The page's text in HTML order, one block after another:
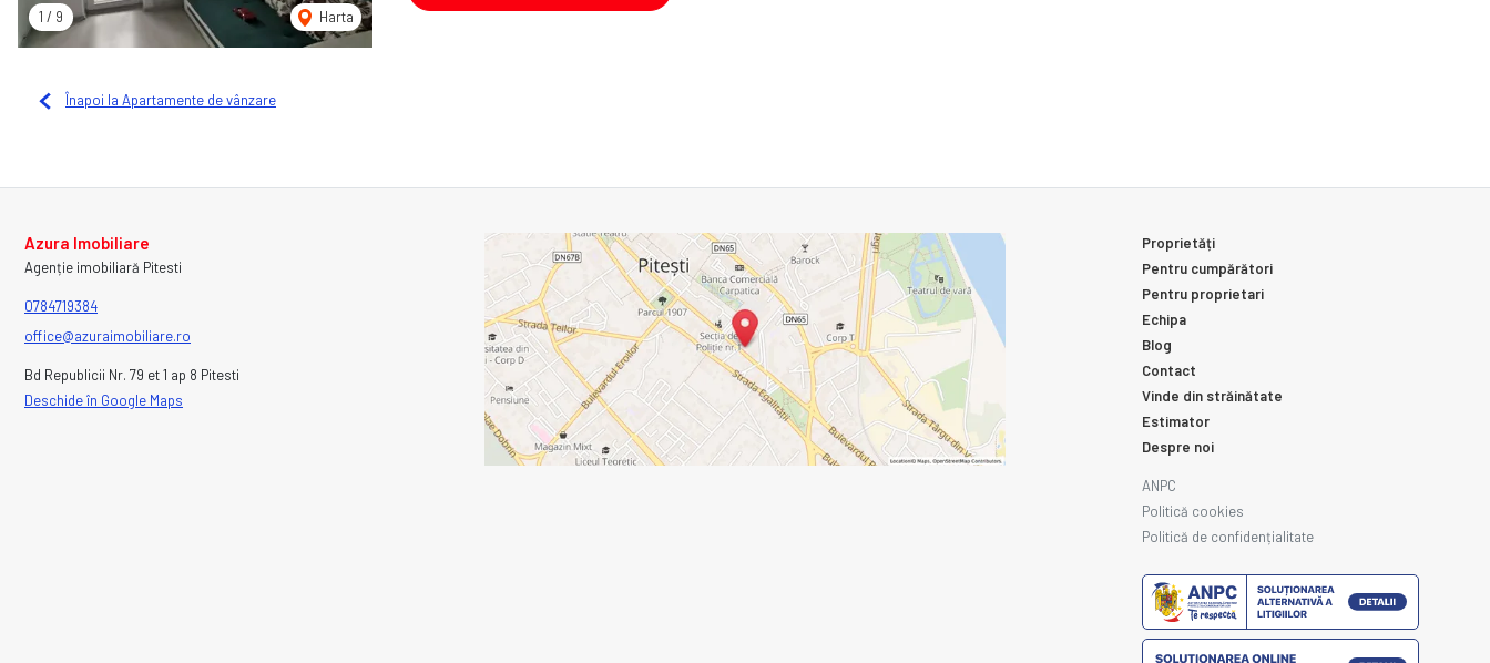
1 / 9 Harta
Înapoi la Apartamente de vânzare
Azura Imobiliare
Agenție imobiliară Pitesti
0784719384
office@azuraimobiliare.ro
Bd Republicii Nr. 79 et 1 ap 8 Pitesti
Deschide în Google Maps
Proprietăți
Pentru cumpărători
Pentru proprietari
Echipa
Blog
Contact
Vinde din străinătate
Estimator
Despre noi
ANPC
Politică cookies
Politică de confidențialitate